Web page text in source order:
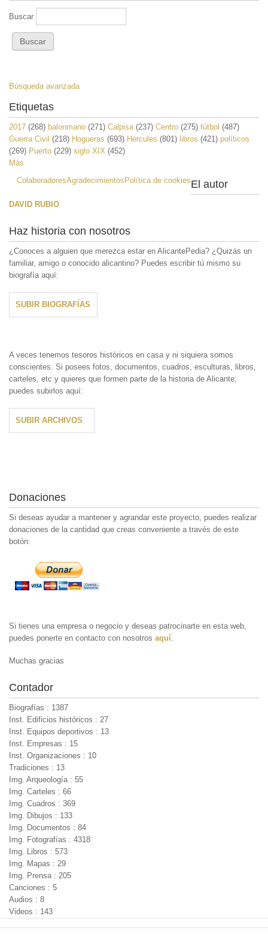
Buscar
Búsqueda avanzada
Etiquetas
2017 (268) balonmano (271) Calpisa(237) Centro (275) fútbol (487)
Guerra Civil (218) Hogueras (693) Hércules (801) libros (421) políticos
(269) Puerto (229) siglo XIX (452)
Más
ColaboradoresAgradecimientosPolítica de cookiesEl autor
DAVID RUBIO
Haz historia con nosotros
¿Conoces a alguien que merezca estar en AlicantePedia? ¿Quizás un
familiar, amigo o conocido alicantino? Puedes escribir tú mismo su
biografía aquí:
SUBIR BIOGRAFÍAS
A veces tenemos tesoros históricos en casa y ni siquiera somos
conscientes. Si posees fotos, documentos, cuadros, esculturas, libros,
carteles, etc y quieres que formen parte de la historia de Alicante;
puedes subirlos aquí:
SUBIR ARCHIVOS
Donaciones
Si deseas ayudar a mantener y agrandar este proyecto, puedes realizar
donaciones de la cantidad que creas conveniente a través de este
botón:
Si tienes una empresa o negocio y deseas patrocinarte en esta web,
puedes ponerte en contacto con nosotros aquí
Muchas gracias
Contador
Biografías : 1387
Inst. Edificios históricos : 27
Inst. Equipos deportivos : 13
Inst. Empresas : 15
Inst. Organizaciones : 10
Tradiciones : 13
Img. Arqueología : 55
Img. Carteles : 66
Img. Cuadros : 369
Img. Dibujos : 133
Img. Documentos : 84
Img. Fotografías : 4318
Img. Libros : 573
Img. Mapas : 29
Img. Prensa : 205
Canciones : 5
Audios : 8
Videos : 143